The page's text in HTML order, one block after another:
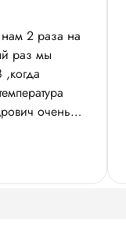
2 раза на
раз мы
очень
взрослого и
Мать и Дитя и
данный